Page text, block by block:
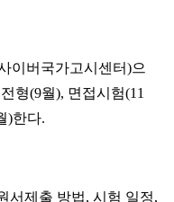
이버국가고시센터)으
형(9월), 면접시험(11
)한다.
서제출 방법, 시험 일정,